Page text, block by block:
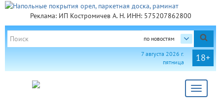
Реклама: ИП Костромичев А. Н. ИНН: 575207862800
по новостям
18+
7 августа 2026 г.
пятница
Toggle